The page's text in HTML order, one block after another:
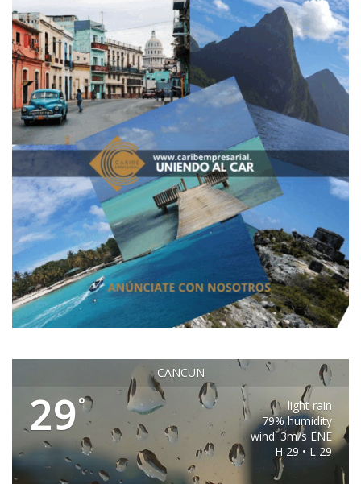
CANCUN
29°
light rain
79% humidity
wind: 3m/s ENE
H 29 • L 29